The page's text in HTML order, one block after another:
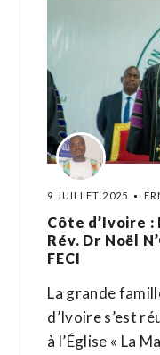
9 JUILLET 2025
Côte d’Ivoire
Rév. Dr Noël
FECI
La grande
d’Ivoire s’est
à l’Église « La